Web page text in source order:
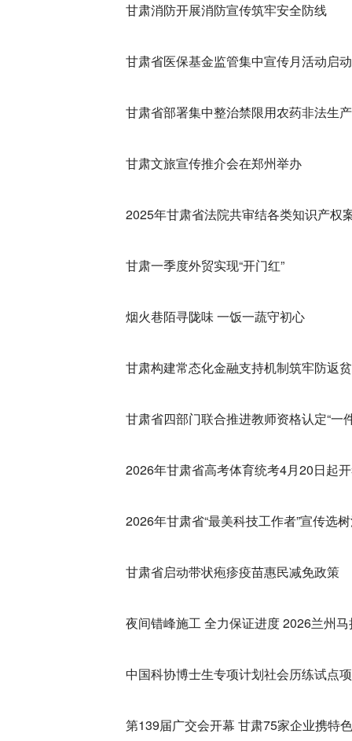
甘肃消防开展消防宣传筑牢安全防线
甘肃省医保基金监管集中宣传月活动启动
甘肃省部署集中整治禁限用农药非法生
甘肃文旅宣传推介会在郑州举办
2025年甘肃省法院共审结各类知识产权
甘肃一季度外贸实现“开门红”
烟火巷陌寻陇味 一饭一蔬守初心
甘肃构建常态化金融支持机制筑牢防返
甘肃省四部门联合推进教师资格认定“一
2026年甘肃省高考体育统考4月20日起
2026年甘肃省“最美科技工作者”宣传选
甘肃省启动带状疱疹疫苗惠民减免政策
夜间错峰施工 全力保证进度 2026兰州
中国科协博士生专项计划社会历练试点
第139届广交会开幕 甘肃75家